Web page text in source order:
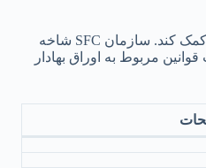
عملکردهای این سازمان از سرمایه‌گذاران محافظت کرده و به ارتقای اقتصادی هنگ کنگ می‌تواند کمک کند. سازمان SFC شاخه
مربوط به اوراق بهادار